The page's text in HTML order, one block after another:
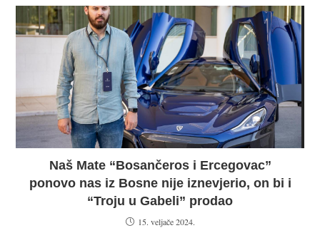
Naš Mate “Bosančeros i Ercegovac”
ponovo nas iz Bosne nije iznevjerio, on bi i
“Troju u Gabeli” prodao
15. veljače 2024.